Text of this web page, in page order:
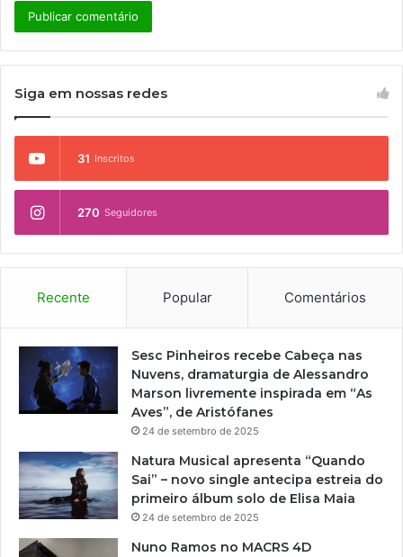
Siga em nossas redes
31 Inscritos
270 Seguidores
Recente Popular Comentários
Sesc Pinheiros recebe Cabeça nas
Nuvens, dramaturgia de Alessandro
Marson livremente inspirada em “As
Aves”, de Aristófanes
24 de setembro de 2025
Natura Musical apresenta “Quando
Sai” – novo single antecipa estreia do
primeiro álbum solo de Elisa Maia
24 de setembro de 2025
Nuno Ramos no MACRS 4D